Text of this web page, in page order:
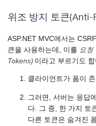
위조 방지 토큰(Anti-
ASP.NET MVC에서는
큰을 사용하는데, 이를 요
Tokens) 이라고 부르기도 합
클라이언트가 폼이
그러면, 서버는 응답
다. 그 중, 한 가지 토
다른 토큰은 숨겨진